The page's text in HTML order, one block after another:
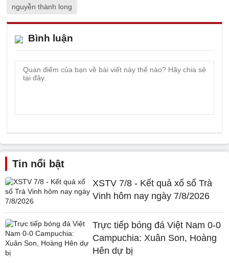
nguyễn thành long
Bình luận
Tin nổi bật
XSTV 7/8 - Kết quả xổ số Trà
Vinh hôm nay ngày 7/8/2026
Trực tiếp bóng đá Việt Nam 0-0
Campuchia: Xuân Son, Hoàng
Hên dự bị